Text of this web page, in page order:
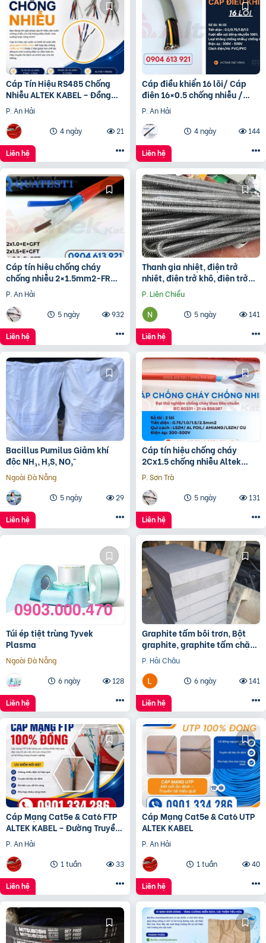
Cáp Tín Hiệu RS485 Chống
Nhiễu ALTEK KABEL – Đồng
Nguyên Chất 100%, Truyền
Tín Hiệu Ổn Định
P. An Hải
4 ngày
21
Liên hệ
Cáp điều khiển 16 lõi/ Cáp
điện 16×0.5 chống nhiễu /
Control Cable SH -500
16×0.75 Altek Kabel
P. An Hải
4 ngày
144
Liên hệ
Cáp tín hiệu chống cháy
chống nhiễu 2×1.5mm2-FR
Altek Kabel
P. An Hải
5 ngày
932
Liên hệ
Thanh gia nhiệt, điện trở
nhiệt, điện trở khô, điện trở
đun hóa chất, điện trở lò nung
P. Liên Chiểu
5 ngày
141
Liên hệ
Bacillus Pumilus Giảm khí
độc NH₃, H₂S, NO₂⁻
Ngoài Đà Nẵng
5 ngày
29
Liên hệ
Cáp tín hiệu chống cháy
2Cx1.5 chống nhiễu Altek
Kabel – phân phối Hà Nội, Đà
Nẵng, HCM
P. Sơn Trà
5 ngày
131
Liên hệ
Túi ép tiệt trùng Tyvek
Plasma
Ngoài Đà Nẵng
6 ngày
128
Liên hệ
Graphite tấm bôi trơn, Bột
graphite, graphite tấm chặn
đầu lò, điện cực graphite
P. Hải Châu
6 ngày
141
Liên hệ
Cáp Mạng Cat5e & Cat6 FTP
ALTEK KABEL – Đường Truyền
Ổn Định, Chống Nhiễu Hiệu
Quả
P. An Hải
1 tuần
33
Liên hệ
Cáp Mạng Cat5e & Cat6 UTP
ALTEK KABEL
P. An Hải
1 tuần
40
Liên hệ